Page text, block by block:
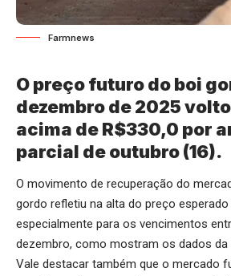
Farmnews
O preço futuro do boi
dezembro de 2025
acima de R$330,0 por
parcial de outubro (16).
O movimento de recuperação do
gordo refletiu na alta do preço
especialmente para os vencimentos
dezembro, como mostram os dados da
Vale destacar também que o mercado